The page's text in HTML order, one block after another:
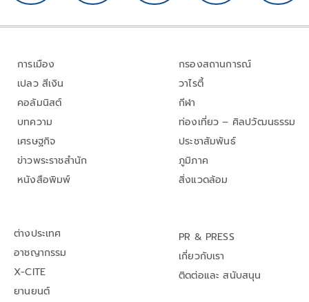
การเมือง
เปลว สีเงิน
คอลัมนิสต์
บทความ
เศรษฐกิจ
ข่าวพระราชสำนัก
หนังสือพิมพ์
กรองสถานการณ์
วาไรตี้
กีฬา
ท่องเที่ยว – ศิลปวัฒนธรรม
ประชาสัมพันธ์
ภูมิภาค
สิ่งแวดล้อม
ต่างประเทศ
อาชญากรรม
X-CITE
ยานยนต์
PR & PRESS
เกี่ยวกับเรา
ติดต่อและ สนับสนุน